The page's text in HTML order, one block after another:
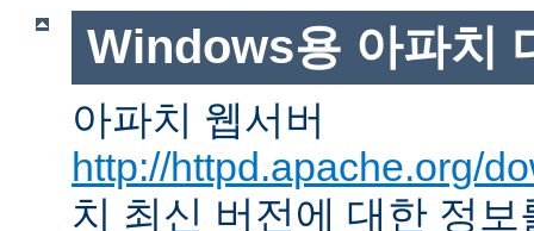
Windows용 아파치
아파치 웹서버
http://httpd.apache.org/
치 최신 버전에 대한 정